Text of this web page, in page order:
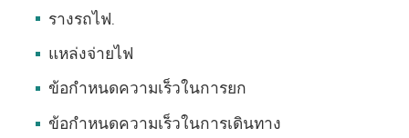
รางรถไฟ.
แหล่งจ่ายไฟ
ข้อกำหนดความเร็วในการยก
ข้อกำหนดความเร็วในการเดินทาง